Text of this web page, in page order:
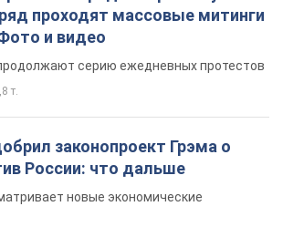
проходят массовые митинги
и видео
серию ежедневных протестов
т.
законопроект Грэма о
России: что дальше
новые экономические